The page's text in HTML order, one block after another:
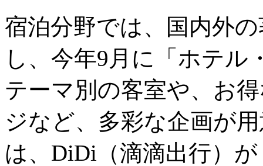
宿泊分野では、国内外
し、今年9月に「ホテル
テーマ別の客室や、お
ジなど、多彩な企画が
は、DiDi（滴滴出行）